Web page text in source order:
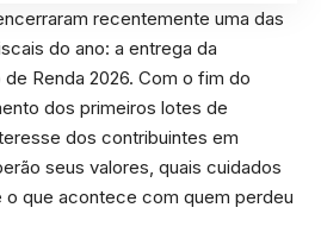
recentemente uma das
do ano: a entrega da
Renda 2026. Com o fim do
dos primeiros lotes de
dos contribuintes em
seus valores, quais cuidados
o que acontece com quem perdeu